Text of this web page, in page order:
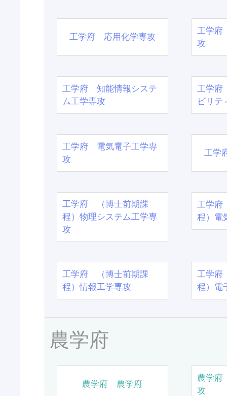
工学府 応用化学専攻
工学府
攻
工学府 知能情報システ
ム工学専攻
工学府
ビリテ
工学府 電気電子工学専
攻
工学
工学府 （博士前期課
程）物理システム工学専
攻
工学
程）電
工学府 （博士前期課
程）情報工学専攻
工学
程）電
農学府
農学府 農学府
農学
攻